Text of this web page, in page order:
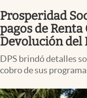
Colombia
Prosperidad
pagos de Renta
Devolución del
DPS brindó detalles
cobro de sus